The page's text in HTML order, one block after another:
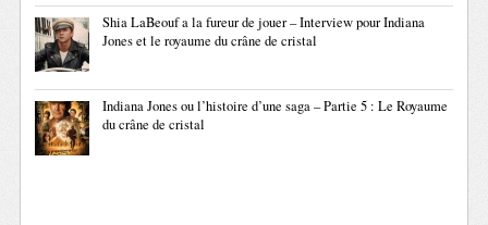
Shia LaBeouf a la fureur de jouer – Interview pour Indiana
Jones et le royaume du crâne de cristal
Indiana Jones ou l’histoire d’une saga – Partie 5 : Le Royaume
du crâne de cristal